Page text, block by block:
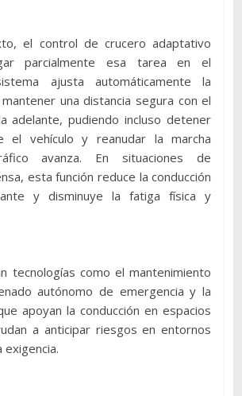
el control de crucero adaptativo
parcialmente esa tarea en el
ajusta automáticamente la
una distancia segura con el
adelante, pudiendo incluso detener
el vehículo y reanudar la marcha
avanza. En situaciones de
esta función reduce la conducción
y disminuye la fatiga física y
tecnologías como el mantenimiento
autónomo de emergencia y la
apoyan la conducción en espacios
a anticipar riesgos en entornos
exigencia.